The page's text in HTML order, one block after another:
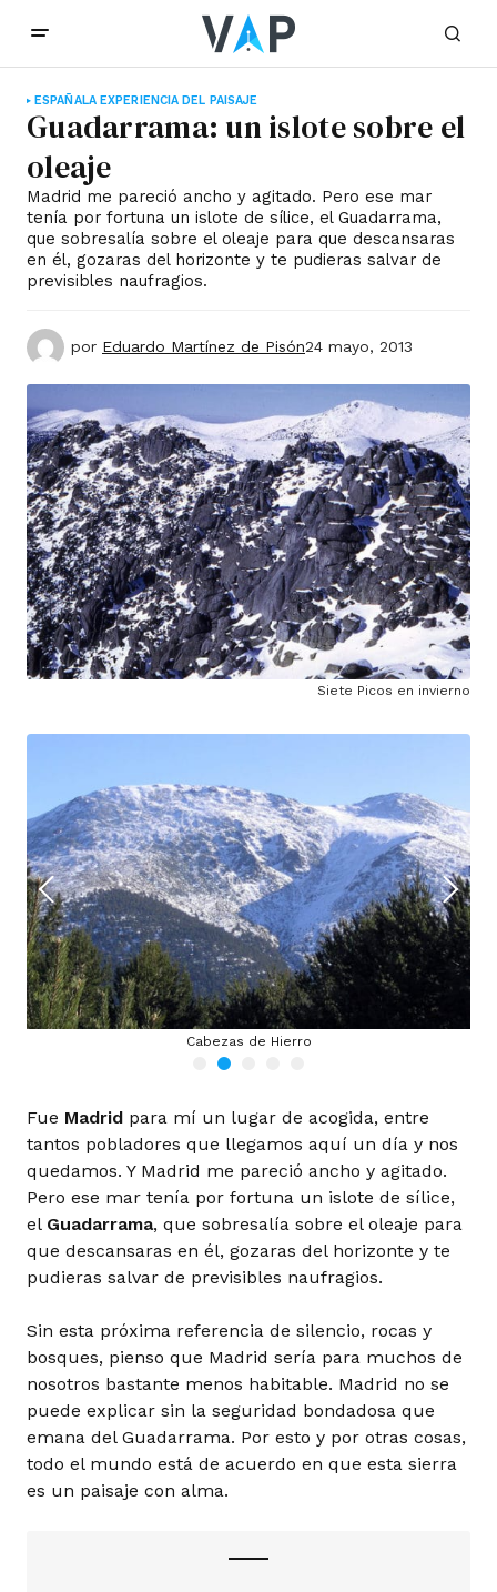
ESPAÑALA EXPERIENCIA DEL PAISAJE
Guadarrama: un islote sobre el
oleaje
Madrid me pareció ancho y agitado. Pero ese mar
tenía por fortuna un islote de sílice, el Guadarrama,
que sobresalía sobre el oleaje para que descansaras
en él, gozaras del horizonte y te pudieras salvar de
previsibles naufragios.
por Eduardo Martínez de Pisón24 mayo, 2013
Siete Picos en invierno
Cabezas de Hierro
Fue Madrid para mí un lugar de acogida, entre
tantos pobladores que llegamos aquí un día y nos
quedamos. Y Madrid me pareció ancho y agitado.
Pero ese mar tenía por fortuna un islote de sílice,
el Guadarrama, que sobresalía sobre el oleaje para
que descansaras en él, gozaras del horizonte y te
pudieras salvar de previsibles naufragios.
Sin esta próxima referen­cia de silencio, rocas y
bosques, pienso que Madrid sería para muchos de
nosotros bastante menos habitable. Madrid no se
puede explicar sin la seguridad bondadosa que
emana del Guadarrama. Por esto y por otras cosas,
todo el mundo está de acuerdo en que esta sierra
es un paisaje con alma.